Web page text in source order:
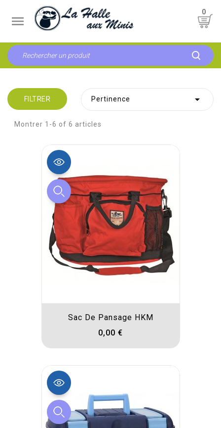

0
Pertinence 
FILTRER
Montrer 1-6 of 6 articles
Sac De Pansage HKM
0,00 €